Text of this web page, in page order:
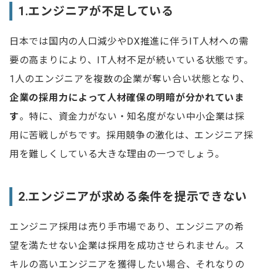
1.エンジニアが不足している
日本では国内の人口減少やDX推進に伴うIT人材への需
要の高まりにより、IT人材不足が続いている状態です。
1人のエンジニアを複数の企業が奪い合い状態となり、
企業の採用力によって人材確保の明暗が分かれていま
す。特に、資金力がない・知名度がない中小企業は採
用に苦戦しがちです。採用競争の激化は、エンジニア採
用を難しくしている大きな理由の一つでしょう。
2.エンジニアが求める条件を提示できない
エンジニア採用は売り手市場であり、エンジニアの希
望を満たせない企業は採用を成功させられません。ス
キルの高いエンジニアを獲得したい場合、それなりの